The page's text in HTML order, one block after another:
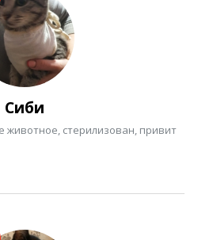
Сиби
животное, стерилизован, привит